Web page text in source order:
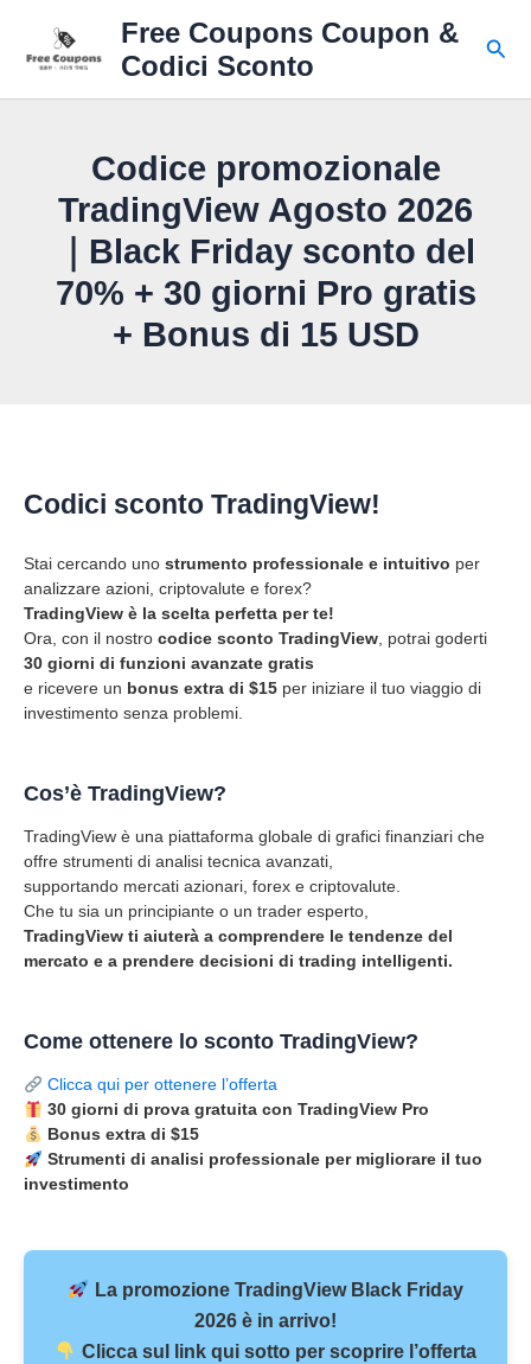
contenuto
Free Coupons Coupon &
Codici Sconto
Codice promozionale
TradingView Agosto 2026
｜Black Friday sconto del
70% + 30 giorni Pro gratis
+ Bonus di 15 USD
Codici sconto TradingView!
Stai cercando uno strumento professionale e intuitivo per
analizzare azioni, criptovalute e forex?
TradingView è la scelta perfetta per te!
Ora, con il nostro codice sconto TradingView , potrai goderti
30 giorni di funzioni avanzate gratis
e ricevere un bonus extra di $15 per iniziare il tuo viaggio di
investimento senza problemi.
Cos’è TradingView?
TradingView è una piattaforma globale di grafici finanziari che
offre strumenti di analisi tecnica avanzati,
supportando mercati azionari, forex e criptovalute.
Che tu sia un principiante o un trader esperto,
TradingView ti aiuterà a comprendere le tendenze del
mercato e a prendere decisioni di trading intelligenti.
Come ottenere lo sconto TradingView?
Clicca qui per ottenere l’offerta
30 giorni di prova gratuita con TradingView Pro
Bonus extra di $15
Strumenti di analisi professionale per migliorare il tuo
investimento
La promozione TradingView Black Friday
2026 è in arrivo!
Clicca sul link qui sotto per scoprire l’offerta